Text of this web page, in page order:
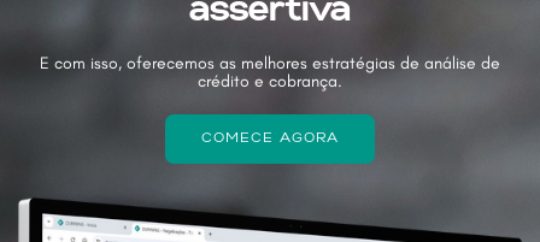
assertiva
E com isso, oferecemos as melhores estratégias de análise de
crédito e cobrança.
COMECE AGORA